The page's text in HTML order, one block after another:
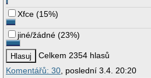
Xfce (15%)
jiné/žádné (23%)
Celkem 2354 hlasů
Komentářů: 30 , poslední 3.4. 20:20